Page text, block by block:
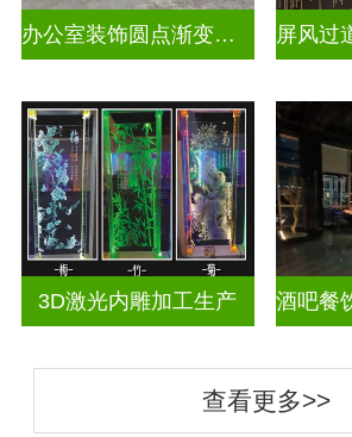
办公室装饰圆点渐变彩绘打印玻璃
3D激光内雕加工生产
查看更多>>